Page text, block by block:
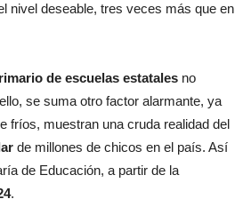
nivel deseable, tres veces más que en
de escuelas estatales no
se suma otro factor alarmante, ya
fríos, muestran una cruda realidad del
de millones de chicos en el país. Así
de Educación, a partir de la
.